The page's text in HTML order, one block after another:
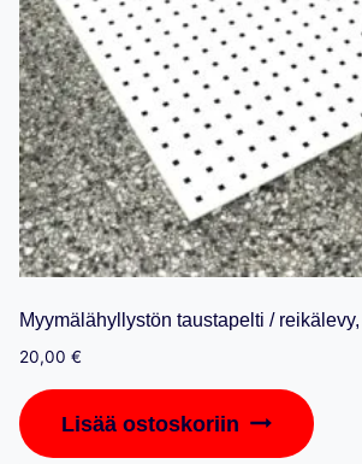
Myymälähyllystön taustapelti /
20,00 €
Lisää ostoskoriin